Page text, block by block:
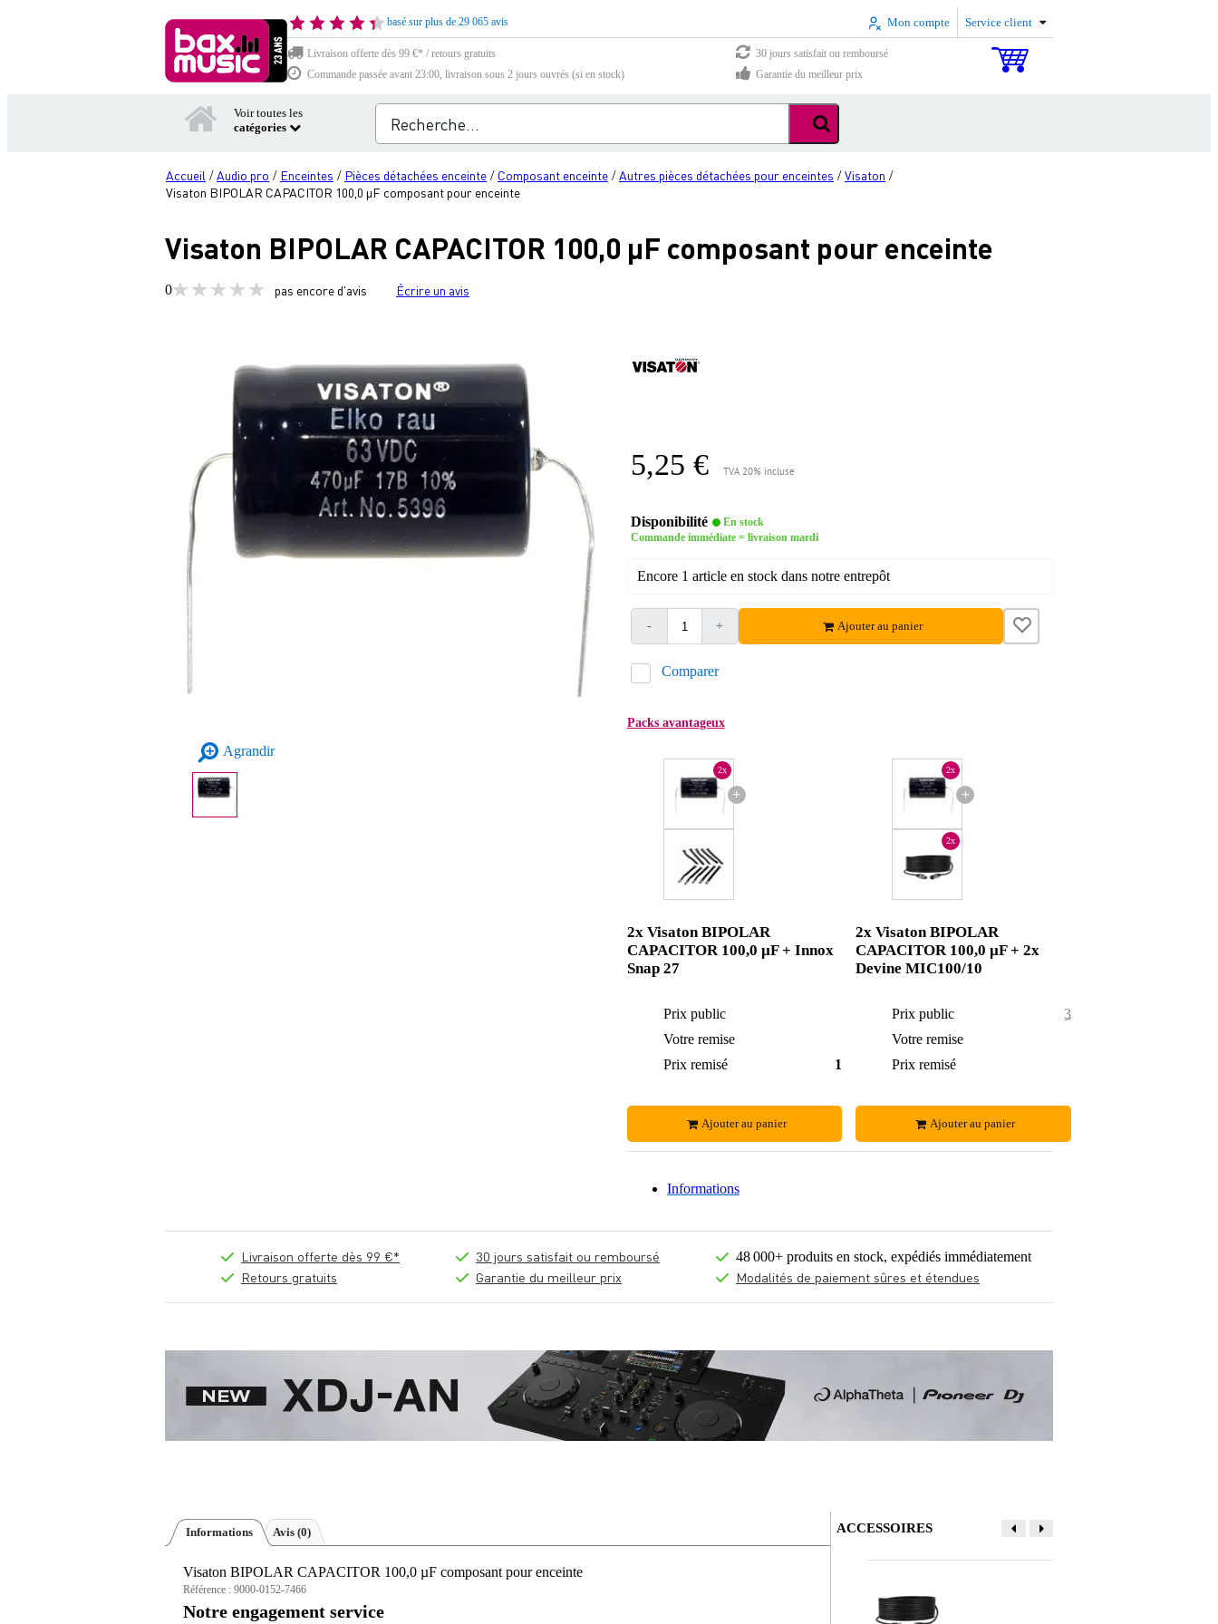
basé sur plus de 29 065 avis Mon compte Service client
Livraison offerte dès 99 €* / retours gratuits
30 jours satisfait ou remboursé
Commande passée avant 23:00, livraison sous 2 jours ouvrés (si en stock)
Garantie du meilleur prix
Voir toutes les
catégories
Accueil /Audio pro / Enceintes / Pièces détachées enceinte / Composant enceinte /Autres pièces détachées pour enceintes /Visaton /
Visaton BIPOLAR CAPACITOR 100,0 µF composant pour enceinte
Visaton BIPOLAR CAPACITOR 100,0 µF composant pour enceinte
0 pas encore d'avis Écrire un avis
Agrandir
5,25 € TVA 20% incluse
Disponibilité
En stock
Commande immédiate = livraison mardi
Encore 1 article en stock dans notre entrepôt
- + Ajouter au panier
Comparer
Packs avantageux
+
2x
2x Visaton BIPOLAR
CAPACITOR 100,0 µF + Innox
Snap 27
Prix public
Votre remise
Prix remisé
14,85 €
Ajouter au panier
+
2x
2x
2x Visaton BIPOLAR
CAPACITOR 100,0 µF + 2x
Devine MIC100/10
Prix public
30,40 €
Votre remise
Prix remisé
Ajouter au panier
Informations
Livraison offerte dès 99 €*
Retours gratuits
30 jours satisfait ou remboursé
Garantie du meilleur prix
48 000+ produits en stock, expédiés immédiatement
Modalités de paiement sûres et étendues
Informations Avis (0)
Visaton BIPOLAR CAPACITOR 100,0 µF composant pour enceinte
Référence : 9000-0152-7466
Notre engagement service
ACCESSOIRES